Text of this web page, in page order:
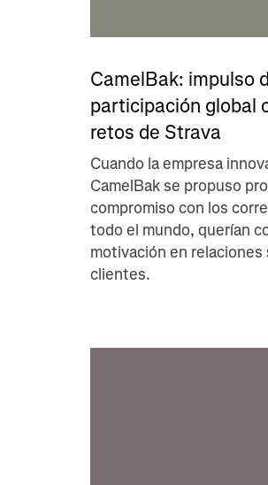
CamelBak: impulso
participación global
retos de Strava
Cuando la empresa
CamelBak se propuso
compromiso con los
todo el mundo, querían
motivación en
clientes.